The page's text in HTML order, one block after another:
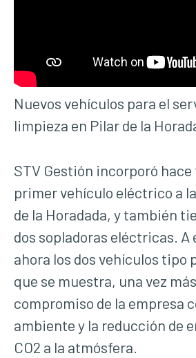
Nuevos vehículos para el
limpieza en Pilar de la
STV Gestión incorporó hace
primer vehículo eléctrico a
de la Horadada, y también
dos sopladoras eléctricas. A
ahora los dos vehículos tipo
que se muestra, una vez
compromiso de la empresa
ambiente y la reducción de
CO2 a la atmósfera.